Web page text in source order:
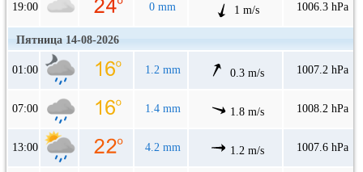
19:00 0 mm 1 m/s 1006.3 hPa
Пятница 14-08-2026
01:00 1.2 mm 0.3 m/s 1007.2 hPa
07:00 1.4 mm 1.8 m/s 1008.2 hPa
13:00 4.2 mm 1.2 m/s 1007.6 hPa